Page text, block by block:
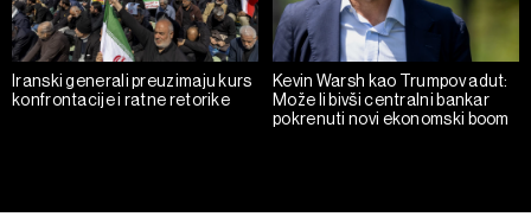
Iranski generali preuzimaju kurs
konfrontacije i ratne retorike
Kevin Warsh kao Trumpov adut:
Može li bivši centralni bankar
pokrenuti novi ekonomski boom